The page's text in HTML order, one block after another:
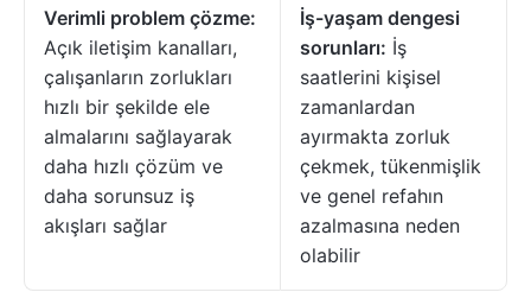
Verimli problem çözme:
Açık iletişim kanalları,
çalışanların zorlukları
hızlı bir şekilde ele
almalarını sağlayarak
daha hızlı çözüm ve
daha sorunsuz iş
akışları sağlar
İş-yaşam dengesi
sorunları: İş
saatlerini kişisel
zamanlardan
ayırmakta zorluk
çekmek, tükenmişlik
ve genel refahın
azalmasına neden
olabilir